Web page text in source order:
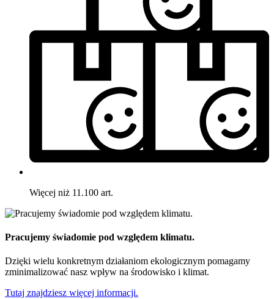
Więcej niż 11.100 art.
Pracujemy świadomie pod względem klimatu.
Dzięki wielu konkretnym działaniom ekologicznym pomagamy
zminimalizować nasz wpływ na środowisko i klimat.
Tutaj znajdziesz więcej informacji.